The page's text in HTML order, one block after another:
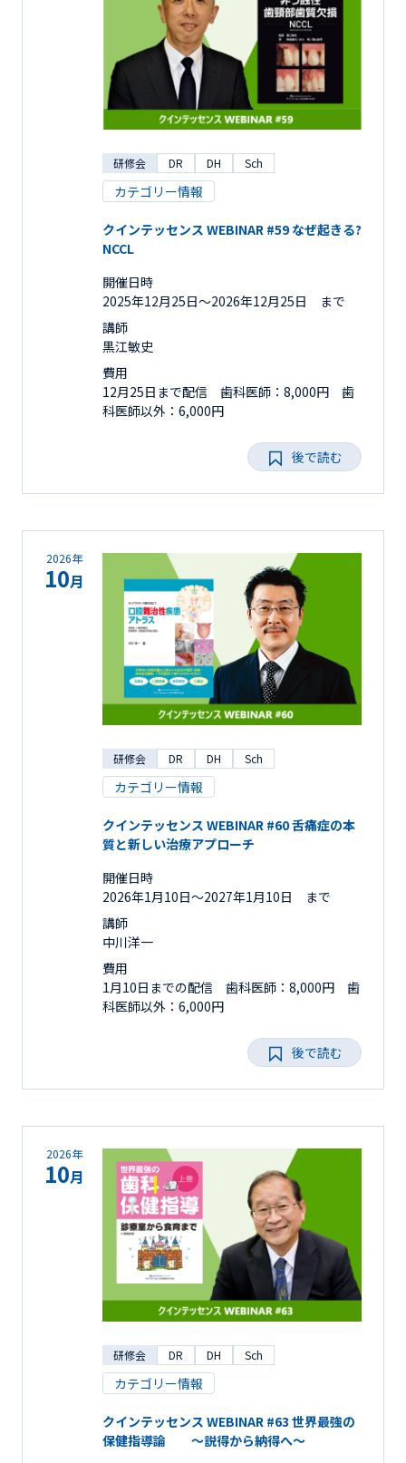
研修会 DR DH Sch
カテゴリー情報
クインテッセンス WEBINAR #59 なぜ起きる?
NCCL
開催日時
2025年12月25日〜2026年12月25日 まで
講師
黒江敏史
費用
12月25日まで配信 歯科医師：8,000円 歯
科医師以外：6,000円
後で読む
2026年
10月
研修会 DR DH Sch
カテゴリー情報
クインテッセンス WEBINAR #60 舌痛症の本
質と新しい治療アプローチ
開催日時
2026年1月10日〜2027年1月10日 まで
講師
中川洋一
費用
1月10日までの配信 歯科医師：8,000円 歯
科医師以外：6,000円
後で読む
2026年
10月
研修会 DR DH Sch
カテゴリー情報
クインテッセンス WEBINAR #63 世界最強の
保健指導論 ～説得から納得へ～